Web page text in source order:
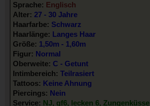
Sprache: Englisch
Alter: 27 - 30 Jahre
Haarfarbe: Schwarz
Haarlänge: Langes Haar
Größe: 1,50m - 1,60m
Figur: Normal
Oberweite: C - Getunt
Intimbereich: Teilrasiert
Tattoos: Keine Ahnung
Piercings: Nein
Service: NJ, gf6, lecken 6, Zungenküsse